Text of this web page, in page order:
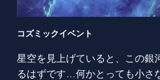
コズミックイベント
星空を見上げていると、この銀
るはずです…何かとっても小さ